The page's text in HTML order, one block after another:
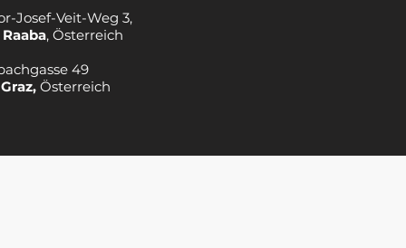
Josef-Veit-Weg 3,
, Österreich
49
Österreich